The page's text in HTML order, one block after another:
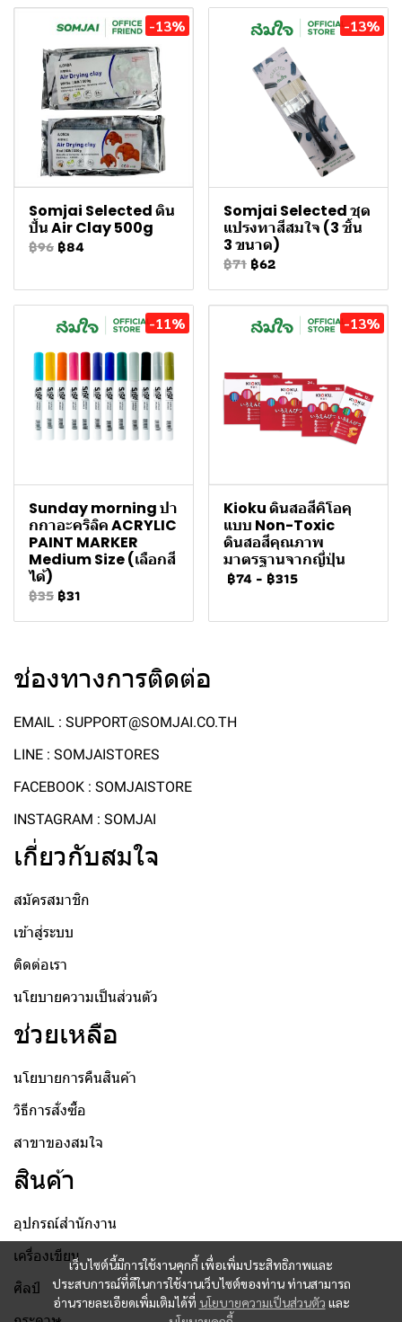
-13%
Somjai Selected ดิน
ปั้น Air Clay 500g
฿96 ฿84
-13%
Somjai Selected ชุด
แปรงทาสีสมใจ (3 ชิ้น
3 ขนาด)
฿71 ฿62
-11%
Sunday morning ปา
กกาอะคริลิค ACRYLIC
PAINT MARKER
Medium Size (เลือกสี
ได้)
฿35 ฿31
-13%
Kioku ดินสอสีคิโอคุ
แบบ Non-Toxic
ดินสอสีคุณภาพ
มาตรฐานจากญี่ปุ่น
฿74 - ฿315
เว็บไซต์นี้มีการใช้งานคุกกี้ เพื่อเพิ่มประสิทธิภาพและ
ประสบการณ์ที่ดีในการใช้งานเว็บไซต์ของท่าน ท่านสามารถ
อ่านรายละเอียดเพิ่มเติมได้ที่ นโยบายความเป็นส่วนตัว และ
ช่องทางการติดต่อ
EMAIL : SUPPORT@SOMJAI.CO.TH
LINE : SOMJAISTORES
FACEBOOK : SOMJAISTORE
INSTAGRAM : SOMJAI
เกี่ยวกับสมใจ
สมัครสมาชิก
เข้าสู่ระบบ
ติดต่อเรา
นโยบายความเป็นส่วนตัว
ช่วยเหลือ
นโยบายการคืนสินค้า
วิธีการสั่งซื้อ
สาขาของสมใจ
สินค้า
อุปกรณ์สำนักงาน
เครื่องเขียน
ศิลป์